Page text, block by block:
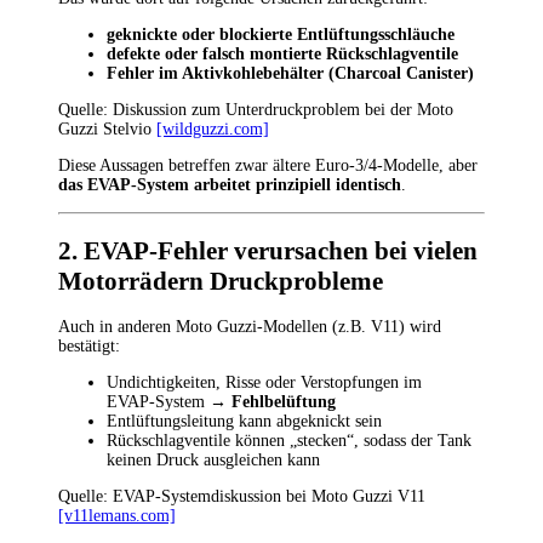
geknickte oder blockierte Entlüftungsschläuche
defekte oder falsch montierte Rückschlagventile
Fehler im Aktivkohlebehälter (Charcoal Canister)
Quelle: Diskussion zum Unterdruckproblem bei der Moto
Guzzi Stelvio [wildguzzi.com]
Diese Aussagen betreffen zwar ältere Euro‑3/4‑Modelle, aber
das EVAP‑System arbeitet prinzipiell identisch.
2. EVAP‑Fehler verursachen bei vielen
Motorrädern Druckprobleme
Auch in anderen Moto Guzzi‑Modellen (z.B. V11) wird
bestätigt:
Undichtigkeiten, Risse oder Verstopfungen im
EVAP‑System → Fehlbelüftung
Entlüftungsleitung kann abgeknickt sein
Rückschlagventile können „stecken“, sodass der Tank
keinen Druck ausgleichen kann
Quelle: EVAP‑Systemdiskussion bei Moto Guzzi V11
[v11lemans.com]